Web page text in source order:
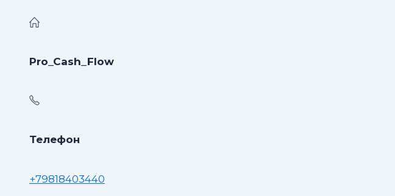
Pro_Cash_Flow
Телефон
+79818403440